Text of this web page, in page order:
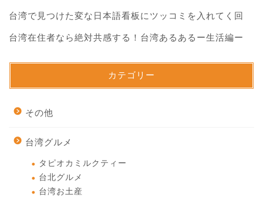
台湾で見つけた変な日本語看板にツッコミを入れてく回
台湾在住者なら絶対共感する！台湾あるあるー生活編ー
カテゴリー
その他
台湾グルメ
タピオカミルクティー
台北グルメ
台湾お土産